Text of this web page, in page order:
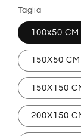
Taglia
100x50 CM
150X50 CM
150X150
200X150